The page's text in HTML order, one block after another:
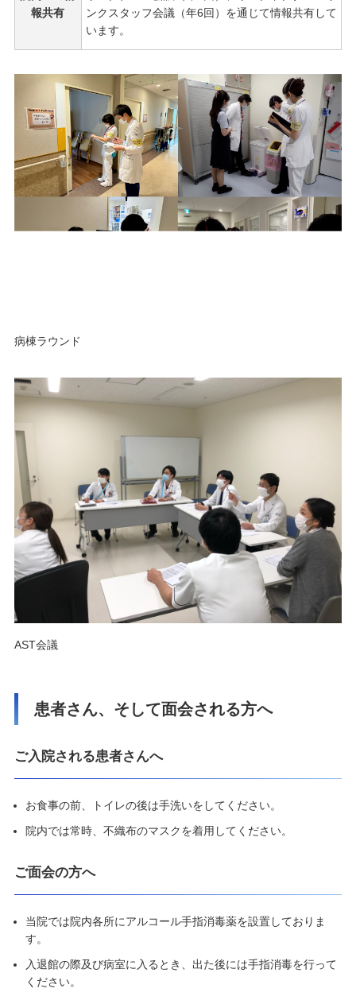
報共有
ンクスタッフ会議（年6回）を通じて情報共有して
います。
病棟ラウンド
AST会議
患者さん、そして面会される方へ
ご入院される患者さんへ
お食事の前、トイレの後は手洗いをしてください。
院内では常時、不織布のマスクを着用してください。
ご面会の方へ
当院では院内各所にアルコール手指消毒薬を設置しておりま
す。
入退館の際及び病室に入るとき、出た後には手指消毒を行って
ください。